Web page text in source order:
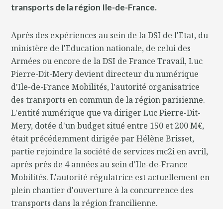
transports de la région Ile-de-France.
Après des expériences au sein de la DSI de l'Etat, du
ministère de l'Education nationale, de celui des
Armées ou encore de la DSI de France Travail, Luc
Pierre-Dit-Mery devient directeur du numérique
d'Ile-de-France Mobilités, l'autorité organisatrice
des transports en commun de la région parisienne.
L'entité numérique que va diriger Luc Pierre-Dit-
Mery, dotée d'un budget situé entre 150 et 200 M€,
était précédemment dirigée par Hélène Brisset,
partie rejoindre la société de services mc2i en avril,
après près de 4 années au sein d'Ile-de-France
Mobilités. L'autorité régulatrice est actuellement en
plein chantier d'ouverture à la concurrence des
transports dans la région francilienne.